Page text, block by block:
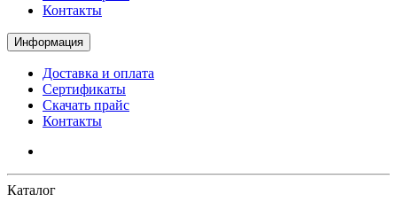
Контакты
Информация
Доставка и оплата
Сертификаты
Скачать прайс
Контакты
Каталог